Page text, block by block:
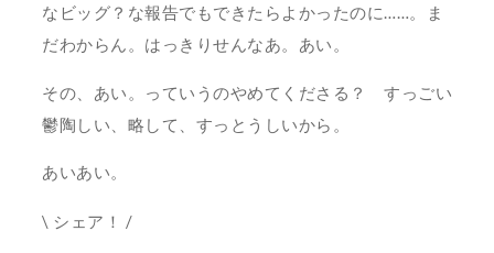
なビッグ？な報告でもできたらよかったのに……。ま
だわからん。はっきりせんなあ。あい。
その、あい。っていうのやめてくださる？ すっごい
鬱陶しい、略して、すっとうしいから。
あいあい。
\ シェア！ /